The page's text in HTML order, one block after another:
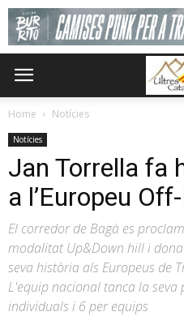
Home Notícies
Notícies
Jan Torrella fa
a l’Europeu
El corredor de Bagà es
modalitat Up&Down hill i
seva història als Europeus de
L'equip nacional tanca la
individuals i 6 per equips